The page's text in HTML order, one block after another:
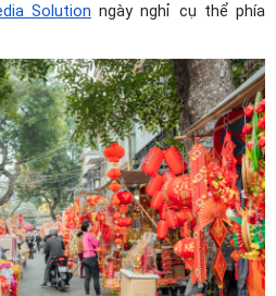
Solution ngày nghỉ cụ thể phía